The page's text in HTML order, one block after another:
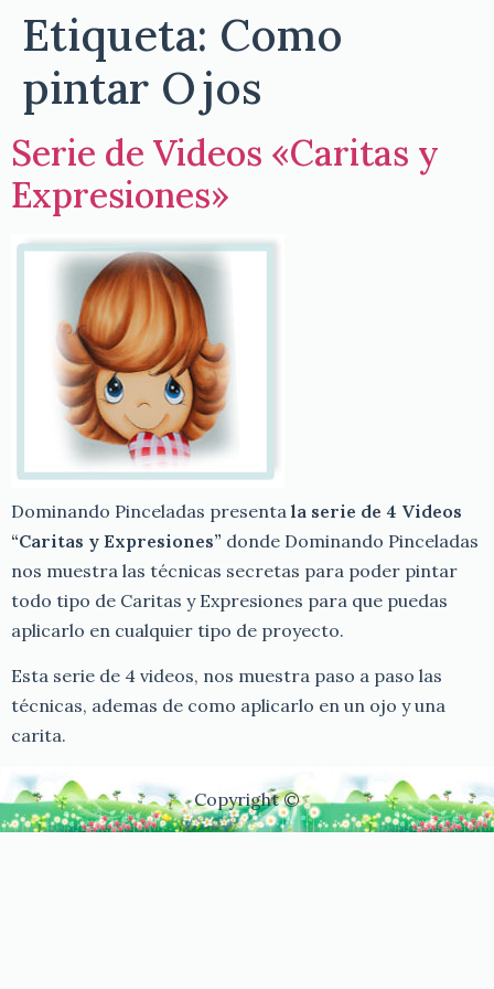
Etiqueta: Como
pintar Ojos
Serie de Videos «Caritas y
Expresiones»
Dominando Pinceladas presenta la serie de 4 Videos
“Caritas y Expresiones” donde Dominando Pinceladas
nos muestra las técnicas secretas para poder pintar
todo tipo de Caritas y Expresiones para que puedas
aplicarlo en cualquier tipo de proyecto.
Esta serie de 4 videos, nos muestra paso a paso las
técnicas, ademas de como aplicarlo en un ojo y una
carita.
Copyright ©